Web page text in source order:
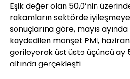
Eşik değer olan 50,0’nin
rakamların sektörde
sonuçlarına göre, mayıs
kaydedilen manşet PMI,
gerileyerek üst üste üçüncü ay
altında gerçekleşti.